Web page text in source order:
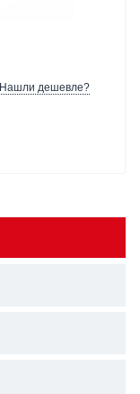
Нашли дешевле?